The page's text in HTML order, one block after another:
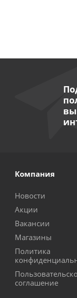
Компания
Новости
Акции
Вакансии
Магазины
Политика
соглашение